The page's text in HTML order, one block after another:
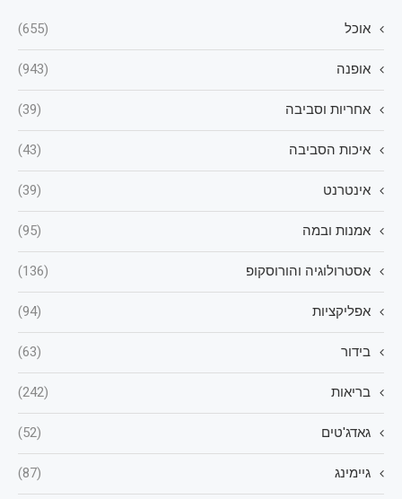
אוכל (655)
אופנה (943)
אחריות וסביבה (39)
איכות הסביבה (43)
אינטרנט (39)
אמנות ובמה (95)
אסטרולוגיה והורוסקופ (136)
אפליקציות (94)
בידור (63)
בריאות (242)
גאדג'טים (52)
גיימינג (87)